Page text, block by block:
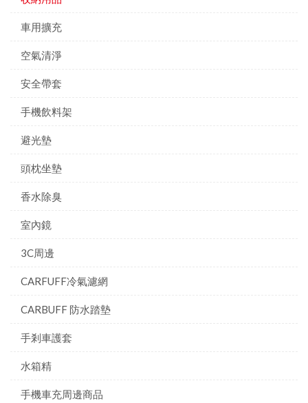
車用擴充
空氣清淨
安全帶套
手機飲料架
避光墊
頭枕坐墊
香水除臭
室內鏡
3C周邊
CARFUFF冷氣濾網
CARBUFF 防水踏墊
手剎車護套
水箱精
手機車充周邊商品